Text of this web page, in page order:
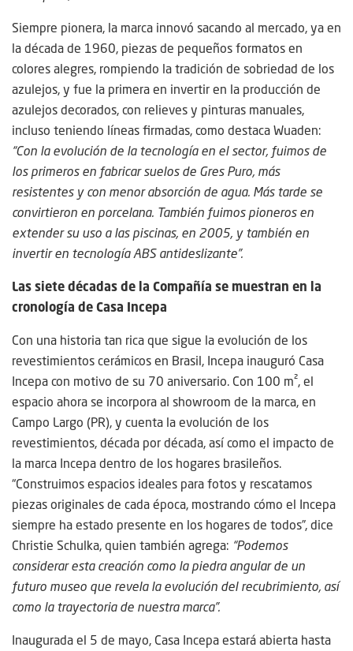
Siempre pionera, la marca innovó sacando al mercado, ya en
la década de 1960, piezas de pequeños formatos en
colores alegres, rompiendo la tradición de sobriedad de los
azulejos, y fue la primera en invertir en la producción de
azulejos decorados, con relieves y pinturas manuales,
incluso teniendo líneas firmadas, como destaca Wuaden:
“Con la evolución de la tecnología en el sector, fuimos de
los primeros en fabricar suelos de Gres Puro, más
resistentes y con menor absorción de agua. Más tarde se
convirtieron en porcelana. También fuimos pioneros en
extender su uso a las piscinas, en 2005, y también en
invertir en tecnología ABS antideslizante”.
Las siete décadas de la Compañía se muestran en la
cronología de Casa Incepa
Con una historia tan rica que sigue la evolución de los
revestimientos cerámicos en Brasil, Incepa inauguró Casa
Incepa con motivo de su 70 aniversario. Con 100 m², el
espacio ahora se incorpora al showroom de la marca, en
Campo Largo (PR), y cuenta la evolución de los
revestimientos, década por década, así como el impacto de
la marca Incepa dentro de los hogares brasileños.
“Construimos espacios ideales para fotos y rescatamos
piezas originales de cada época, mostrando cómo el Incepa
siempre ha estado presente en los hogares de todos”, dice
Christie Schulka, quien también agrega: “Podemos
considerar esta creación como la piedra angular de un
futuro museo que revela la evolución del recubrimiento, así
como la trayectoria de nuestra marca”.
Inaugurada el 5 de mayo, Casa Incepa estará abierta hasta